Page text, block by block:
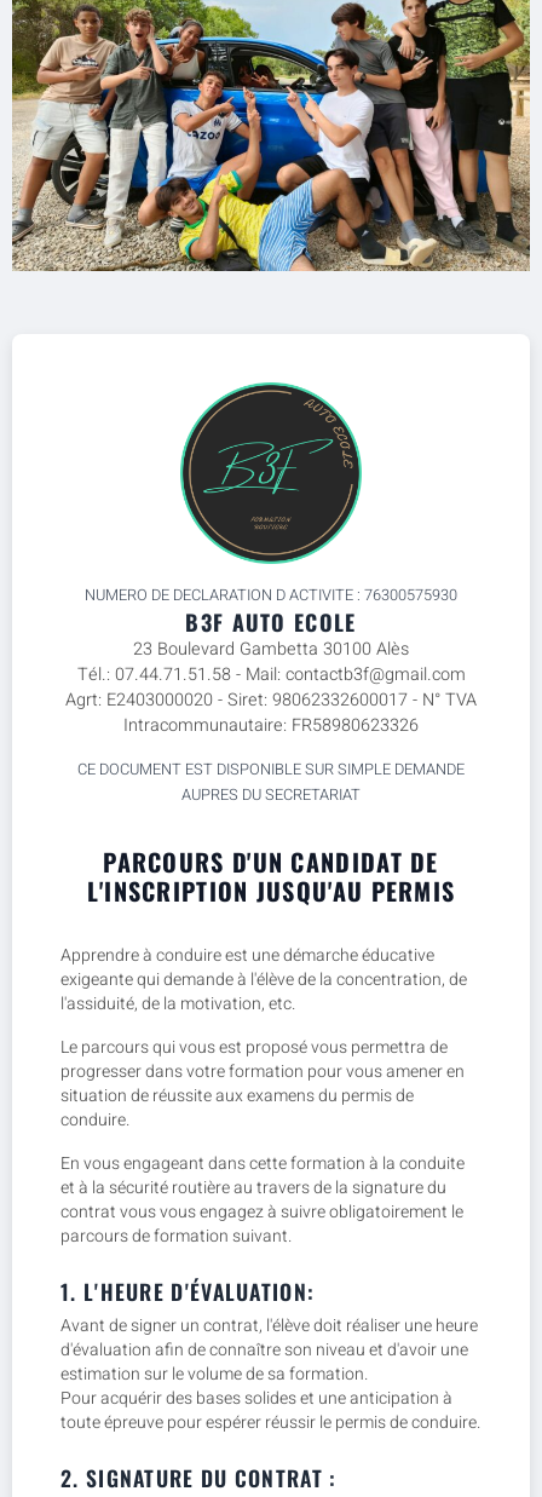
NUMERO DE DECLARATION D ACTIVITE : 76300575930
B3F AUTO ECOLE
23 Boulevard Gambetta 30100 Alès
Tél.: 07.44.71.51.58 - Mail: contactb3f@gmail.com
Agrt: E2403000020 - Siret: 98062332600017 - N° TVA
Intracommunautaire: FR58980623326
CE DOCUMENT EST DISPONIBLE SUR SIMPLE DEMANDE
AUPRES DU SECRETARIAT
PARCOURS D'UN CANDIDAT DE
L'INSCRIPTION JUSQU'AU PERMIS
Apprendre à conduire est une démarche éducative
exigeante qui demande à l'élève de la concentration, de
l'assiduité, de la motivation, etc.
Le parcours qui vous est proposé vous permettra de
progresser dans votre formation pour vous amener en
situation de réussite aux examens du permis de
conduire.
En vous engageant dans cette formation à la conduite
et à la sécurité routière au travers de la signature du
contrat vous vous engagez à suivre obligatoirement le
parcours de formation suivant.
1. L'HEURE D'ÉVALUATION:
Avant de signer un contrat, l'élève doit réaliser une heure
d'évaluation afin de connaître son niveau et d'avoir une
estimation sur le volume de sa formation.
Pour acquérir des bases solides et une anticipation à
toute épreuve pour espérer réussir le permis de conduire.
2. SIGNATURE DU CONTRAT :